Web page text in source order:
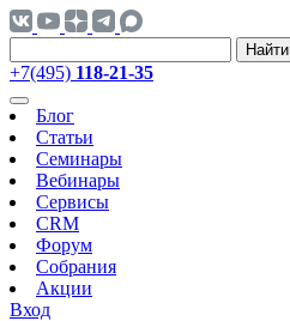
Найти
+7(495) 118-21-35
Блог
Статьи
Семинары
Вебинары
Сервисы
CRM
Форум
Собрания
Акции
Вход